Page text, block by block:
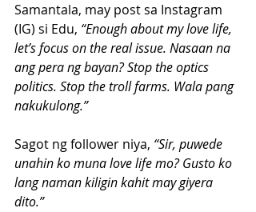
Samantala, may post sa Instagram
(IG) si Edu, “Enough about my love life,
let’s focus on the real issue. Nasaan na
ang pera ng bayan? Stop the optics
politics. Stop the troll farms. Wala pang
nakukulong.”
Sagot ng follower niya, “Sir, puwede
unahin ko muna love life mo? Gusto ko
lang naman kiligin kahit may giyera
dito.”